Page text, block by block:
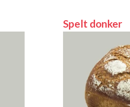
Spelt donker